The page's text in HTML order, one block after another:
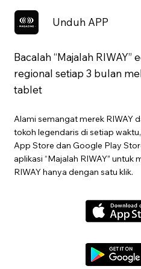
Unduh APP
Bacalah “Majalah RIWAY”
regional setiap 3 bulan
tablet
Alami semangat merek RIWAY
tokoh legendaris di setiap
App Store dan Google Play
aplikasi “Majalah RIWAY”
RIWAY hanya dengan satu klik.